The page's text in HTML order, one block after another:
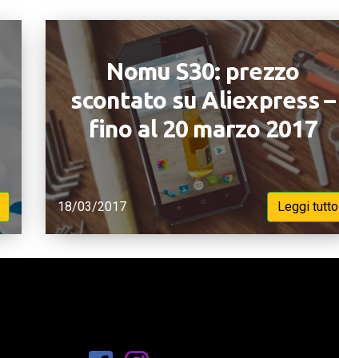
Nomu S30: prezzo
scontato su Aliexpress –
fino al 20 marzo 2017
18/03/2017 Leggi tutto